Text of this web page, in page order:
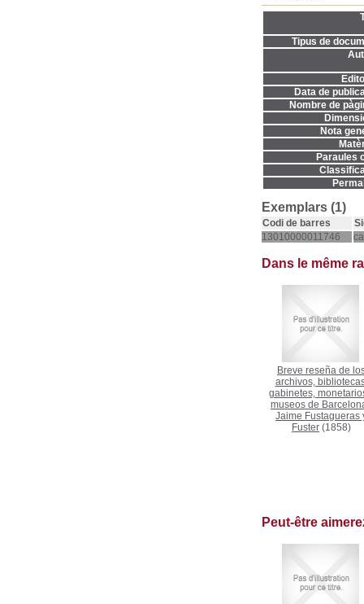
Tipus de
Data de
Nombre de
Nota
Paraules
Exemplars (1)
Codi de barres
13010000011746
Dans le même
Breve reseña de
archivos,
gabinetes,
museos de
Jaime Fustagueras
Fuster (1858)
Peut-être